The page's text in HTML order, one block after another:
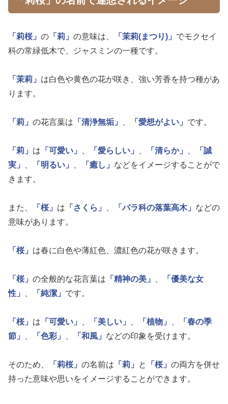
「莉桜」 の 「莉」 の意味は、 「茉莉(まつり)」 でモクセイ
科の常緑低木で、ジャスミンの一種です。
「茉莉」 は白色や黄色の花が咲き、強い芳香を持つ種があ
ります。
「莉」 の花言葉は 「清浄無垢」 、 「愛想がよい」 です。
「莉」 は 「可愛い」 、 「愛らしい」 、 「清らか」 、
「誠
実」
、 「明るい」 、 「癒し」 などをイメージすることがで
きます。
また、 「桜」 は 「さくら」 、 「バラ科の落葉高木」 などの
意味があります。
「桜」 は春に白色や薄紅色、濃紅色の花が咲きます。
「桜」 の全般的な花言葉は 「精神の美」 、
「優美な女
性」
、 「純潔」 です。
「桜」 は 「可愛い」 、 「美しい」 、 「植物」 、
「春の季
節」
、 「色彩」 、 「和風」 などの印象を受けます。
そのため、 「莉桜」 の名前は 「莉」 と 「桜」 の両方を併せ
持った意味や思いをイメージすることができます。